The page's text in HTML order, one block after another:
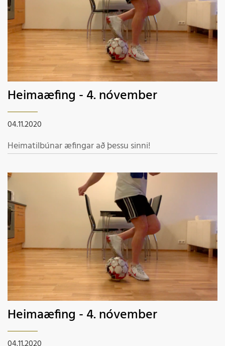
Heimaæfing - 4. nóvember
04.11.2020
Heimatilbúnar æfingar að þessu sinni!
Heimaæfing - 4. nóvember